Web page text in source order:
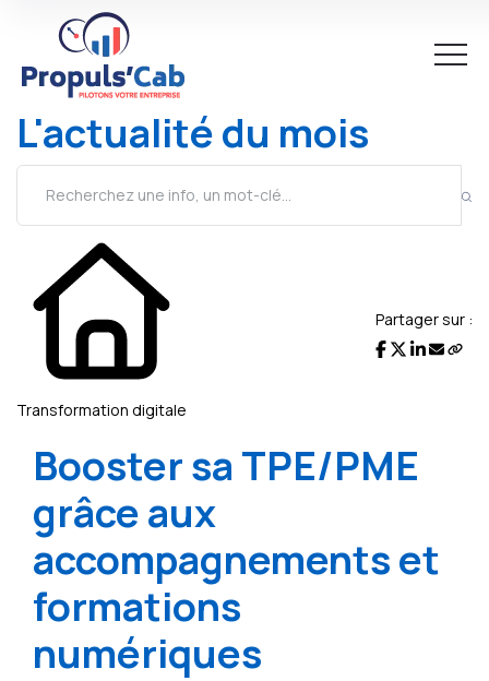
L'actualité du mois
Transformation digitale
Partager sur :
Booster sa TPE/PME
grâce aux
accompagnements et
formations
numériques